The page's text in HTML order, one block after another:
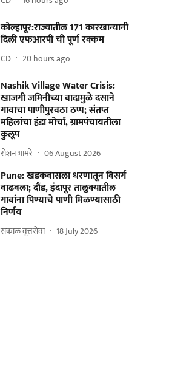
कोल्हापूर:राज्यातील 171 कारखान्यानी
दिली एफआरपी ची पूर्ण रक्कम
CD 20 hours ago
Nashik Village Water Crisis:
खाजगी जमिनीच्या वादामुळे दसाने
गावाचा पाणीपुरवठा ठप्प; संतप्त
महिलांचा हंडा मोर्चा, ग्रामपंचायतीला
कुलूप
रोशन भामरे 06 August 2026
Pune: खडकवासला धरणातून विसर्ग
वाढवला; दौंड, इंदापूर तालुक्यातील
गावांना पिण्याचे पाणी मिळण्यासाठी
निर्णय
सकाळ वृत्तसेवा 18 July 2026